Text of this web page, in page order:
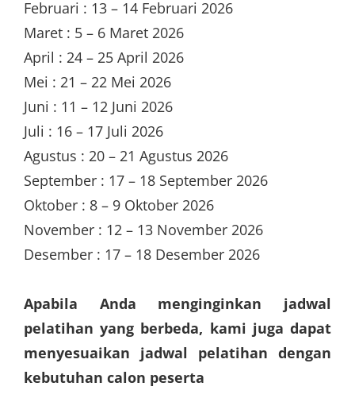
Februari : 13 – 14 Februari 2026
Maret : 5 – 6 Maret 2026
April : 24 – 25 April 2026
Mei : 21 – 22 Mei 2026
Juni : 11 – 12 Juni 2026
Juli : 16 – 17 Juli 2026
Agustus : 20 – 21 Agustus 2026
September : 17 – 18 September 2026
Oktober : 8 – 9 Oktober 2026
November : 12 – 13 November 2026
Desember : 17 – 18 Desember 2026
Apabila Anda menginginkan jadwal
pelatihan yang berbeda, kami juga dapat
menyesuaikan jadwal pelatihan dengan
kebutuhan calon peserta